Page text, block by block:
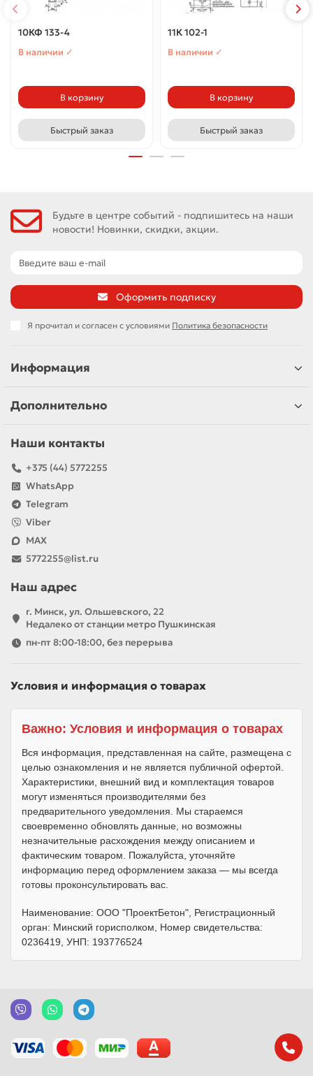
10КФ 133-4
В наличии ✓
В корзину
Быстрый заказ
11К 102-1
В наличии ✓
В корзину
Быстрый заказ
Будьте в центре событий - подпишитесь на наши
новости! Новинки, скидки, акции.
Оформить подписку
Я прочитал и согласен с условиями Политика безопасности
Информация
Дополнительно
Наши контакты
+375 (44) 5772255
WhatsApp
Telegram
Viber
MAX
5772255@list.ru
Наш адрес
г. Минск, ул. Ольшевского, 22
Недалеко от станции метро Пушкинская
пн-пт 8:00-18:00, без перерыва
Условия и информация о товарах
Важно: Условия и информация о товарах
Вся информация, представленная на сайте, размещена с
целью ознакомления и не является публичной офертой.
Характеристики, внешний вид и комплектация товаров
могут изменяться производителями без
предварительного уведомления. Мы стараемся
своевременно обновлять данные, но возможны
незначительные расхождения между описанием и
фактическим товаром. Пожалуйста, уточняйте
информацию перед оформлением заказа — мы всегда
готовы проконсультировать вас.
Наименование: ООО "ПроектБетон", Регистрационный
орган: Минский горисполком, Номер свидетельства:
0236419, УНП: 193776524